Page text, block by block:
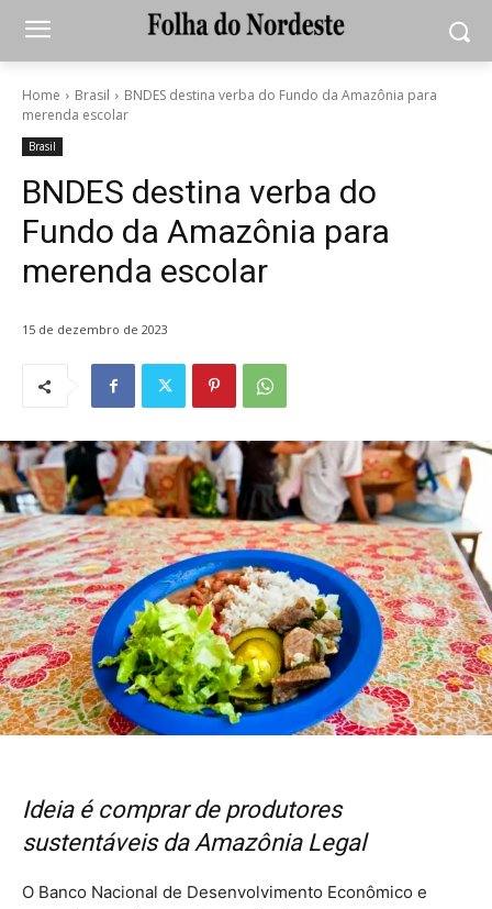
Home Brasil
BNDES destina verba do Fundo da Amazônia para
merenda escolar
Brasil
BNDES destina verba do
Fundo da Amazônia para
merenda escolar
15 de dezembro de 2023
Ideia é comprar de produtores
sustentáveis da Amazônia Legal
O Banco Nacional de Desenvolvimento Econômico e